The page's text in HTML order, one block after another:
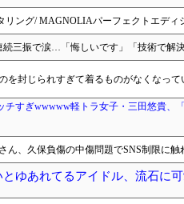
リング/ MAGNOLIAパーフェクトエディ
続三振で涙…「悔しいです」「技術で解
を封じられすぎて着るものがなくなっ
チすぎwwwww軽トラ女子・三田悠貴、
ん、久保負傷の中傷問題でSNS制限に触
とゆあれてるアイドル、流石に